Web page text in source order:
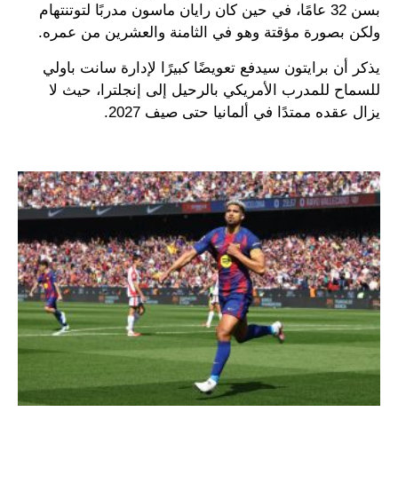
بسن 32 عامًا، في حين كان رايان ماسون مدربًا لتوتنتهام
ولكن بصورة مؤقتة وهو في الثامنة والعشرين من عمره.
يذكر أن برايتون سيدفع تعويضًا كبيرًا لإدارة سانت باولي
للسماح للمدرب الأمريكي بالرحيل إلى إنجلترا، حيث لا
يزال عقده ممتدًا في ألمانيا حتى صيف 2027.